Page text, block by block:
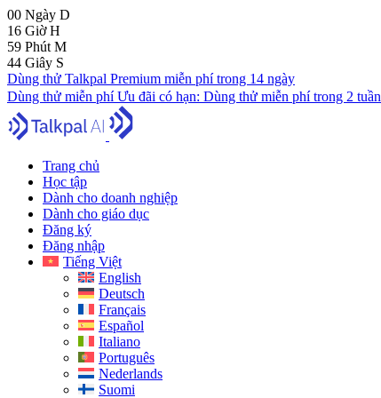
00 Ngày D
16 GiờH
59 Phút M
43 Giây S
Dùng thử Talkpal Premium miễn phí trong 14 ngày
Dùng thử miễn phíƯu đãi có hạn: Dùng thử miễn phí trong 2 tuần
Trang chủ
Học tập
Dành cho doanh nghiệp
Dành cho giáo dục
Đăng ký
Đăng nhập
Tiếng Việt
English
Deutsch
Français
Español
Italiano
Português
Nederlands
Suomi